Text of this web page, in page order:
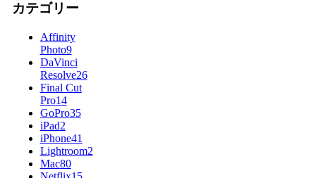
カテゴリー
Affinity
Photo9
DaVinci
Resolve26
Final Cut
Pro14
GoPro35
iPad2
iPhone41
Lightroom2
Mac80